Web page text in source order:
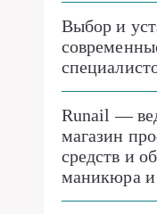
Выбор и
Runail —
магазин
средств и
маникюра и